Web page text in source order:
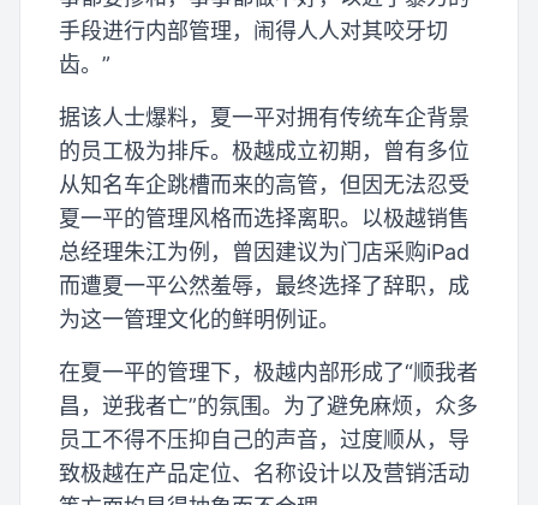
手段进行内部管理，闹得人人对其咬牙切
齿。”
据该人士爆料，夏一平对拥有传统车企背景
的员工极为排斥。极越成立初期，曾有多位
从知名车企跳槽而来的高管，但因无法忍受
夏一平的管理风格而选择离职。以极越销售
总经理朱江为例，曾因建议为门店采购iPad
而遭夏一平公然羞辱，最终选择了辞职，成
为这一管理文化的鲜明例证。
在夏一平的管理下，极越内部形成了“顺我者
昌，逆我者亡”的氛围。为了避免麻烦，众多
员工不得不压抑自己的声音，过度顺从，导
致极越在产品定位、名称设计以及营销活动